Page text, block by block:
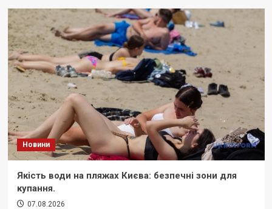
Новини
Якість води на пляжах Києва: безпечні зони для
купання.
07.08.2026